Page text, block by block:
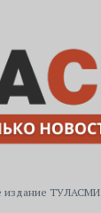
издание ТУЛАСМИ